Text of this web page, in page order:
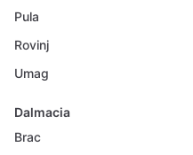
Pula
Rovinj
Umag
Dalmacia
Brac